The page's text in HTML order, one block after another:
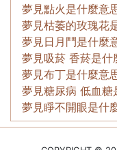
夢見點火是什麼意
夢見枯萎的玫瑰花
夢見日月鬥是什麼
夢見吸菸 香菸是什
夢見布丁是什麼意
夢見糖尿病 低血糖
夢見睜不開眼是什